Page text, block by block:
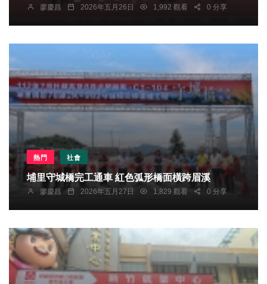
廖慶昌 2026年五月26日 1,992 觀看 0 分享
熱門 社會
埔里守城橋完工通車 紅色弧形橋面橫跨眉溪
廖慶昌 2026年五月27日 1,829 觀看 0 分享